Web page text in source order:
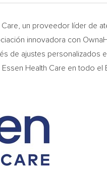
Care, un proveedor líder de
innovadora con
de ajustes personalizados
Health Care en todo el